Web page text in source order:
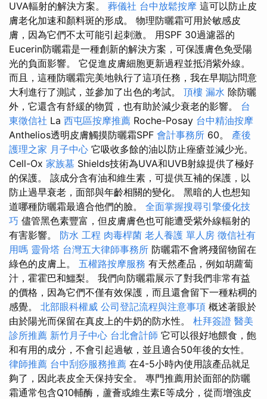
UVA輻射的解決方案。 葬儀社 台中放鬆按摩 這可以防止皮
膚老化加速和顏料斑的形成。 物理防曬霜可用於敏感皮
膚，因為它們不太可能引起刺激。 用SPF 30過濾器的
Eucerin防曬霜是一種創新的解決方案，可保護膚色免受陽
光的負面影響。 它促進皮膚細胞更新過程並抵消紫外線。
而且，這種防曬霜完美地執行了這項任務，我在早期訪問意
大利進行了測試，並參加了出色的考試。 頂樓 漏水 除防曬
外，它還含有舒緩的物質，也有助於減少衰老的影響。 台
東徵信社 La 西屯區按摩推薦 Roche-Posay 台中精油按摩
Anthelios透明皮膚觸摸防曬霜SPF 會計事務所 60。 產後
護理之家 月子中心 它吸收多餘的油以防止痤瘡並減少光。
Cell-Ox 家族墓 Shields技術為UVA和UVB射線提供了極好
的保護。 該成分含有油和維生素，可提供互補的保護，以
防止過早衰老，面部與年齡相關的變化。 黑暗的人也想知
道哪種防曬霜最適合他們的臉。 全面掌握搜尋引擎優化技
巧 儘管黑色素豐富，但皮膚膚色也可能遭受紫外線輻射的
有害影響。 防水 工程 肉毒桿菌 老人養護 單人房 徵信社有
用嗎 靈骨塔 台灣五大律師事務所 防曬霜不會將殘留物留在
綠色的皮膚上。 五權路按摩服務 有天然產品，例如胡蘿蔔
汁，霍霍巴和鱷梨。 我們向防曬霜展示了對我們非常有益
的價格，因為它們不僅有效保護，而且還會留下一種粘稠的
感覺。 北部眼科權威 公司登記流程與注意事項 概述著眼於
由於陽光而保留在真皮上的牛奶的防水性。 杜拜簽證 醫美
診所推薦 新竹月子中心 台北會計師 它可以很好地餵食，飽
和有用的成分，不會引起過敏，並且適合50年後的女性。
律師推薦 台中刮痧服務推薦 在4-5小時內使用該產品就足
夠了，因此表皮全天保持安全。 專門推薦用於面部的防曬
霜通常包含Q10輔酶，蘆薈或維生素E等成分，從而增強皮